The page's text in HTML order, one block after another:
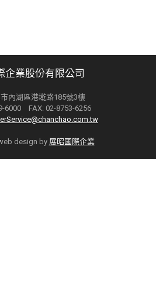
企業股份有限公司
內湖區港墘路185號3樓
6000 FAX: 02-8753-6256
design by 展昭國際企業